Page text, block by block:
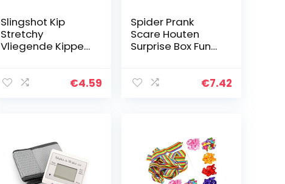
Slingshot Kip
Stretchy
Vliegende Kippen
Nieuwigheid
€4.59
Spider Prank
Scare Houten
Surprise Box Fun
€7.42